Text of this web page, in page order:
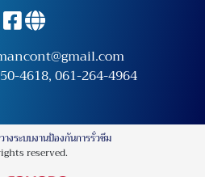
4618,061-264-4964
างระบบงานป้องกันการรั่วซึม
reserved.